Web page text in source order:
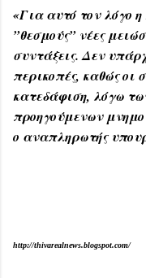
«Για αυτό τον λόγο
”θεσμούς” νέες
συντάξεις. Δεν
περικοπές, καθώς οι
κατεδάφιση, λόγω
προηγούμενων
ο αναπληρωτής
http://thivarealnews.blogspot.com/